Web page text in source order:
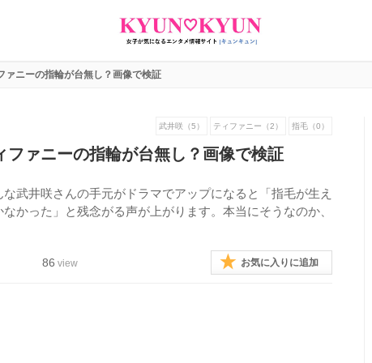
ァニーの指輪が台無し？画像で検証
武井咲（5） ティファニー（2） 指毛（0）
ファニーの指輪が台無し？画像で検証
武井咲さんの手元がドラマでアップになると「指毛が生え
かった」と残念がる声が上がります。本当にそうなのか、
86 view お気に入りに追加